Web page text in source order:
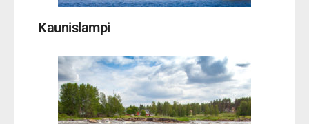
Kaunislampi